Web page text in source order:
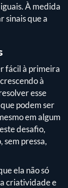
À medida
sinais que a
fácil à primeira
à
esse
podem ser
em algum
desafio,
pressa,
ela não só
criatividade e